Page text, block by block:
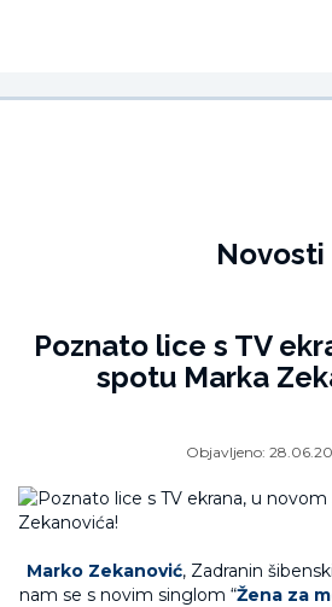
Novosti
Poznato lice s TV
spotu Marka
Objavljeno:
Marko Zekanović, Zadranin
nam se s novim singlom “Žena za